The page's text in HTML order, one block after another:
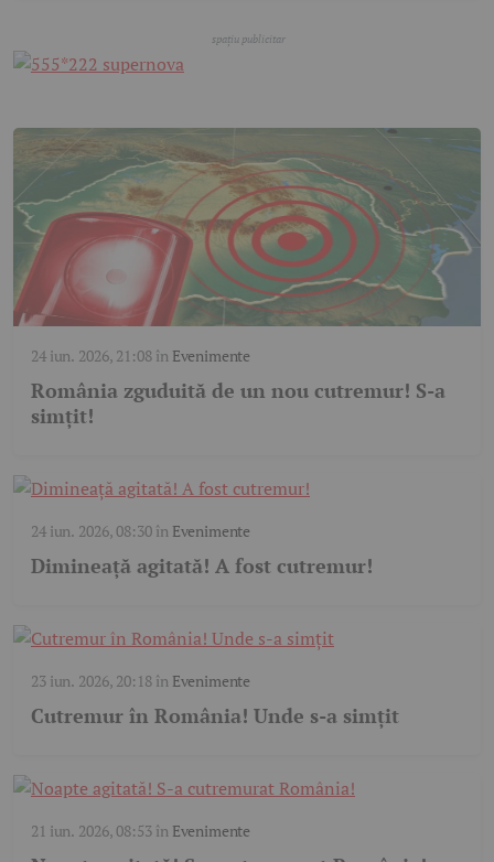
24 iun. 2026, 21:08în Evenimente
România zguduită de un nou cutremur! S-a
simțit!
24 iun. 2026, 08:30în Evenimente
Dimineață agitată! A fost cutremur!
23 iun. 2026, 20:18în Evenimente
Cutremur în România! Unde s-a simțit
21 iun. 2026, 08:53în Evenimente